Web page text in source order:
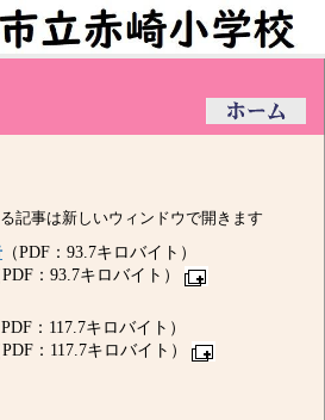
記事は新しいウィンドウで開きます
（PDF：93.7キロバイト）
PDF：93.7キロバイト）
PDF：117.7キロバイト）
PDF：117.7キロバイト）